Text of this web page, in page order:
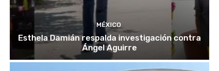
MÉXICO
Esthela Damián respalda investigación contra
Ángel Aguirre